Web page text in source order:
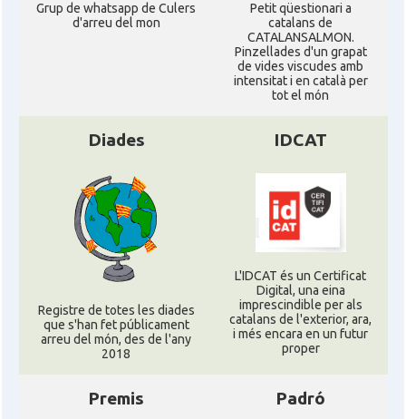
Grup de whatsapp de Culers
d'arreu del mon
Petit qüestionari a
catalans de
CATALANSALMON.
Pinzellades d'un grapat
de vides viscudes amb
intensitat i en català per
tot el món
Diades
Registre de totes les diades
que s'han fet públicament
arreu del món, des de l'any
2018
IDCAT
L'IDCAT és un Certificat
Digital, una eina
imprescindible per als
catalans de l'exterior, ara,
i més encara en un futur
proper
Premis Padró